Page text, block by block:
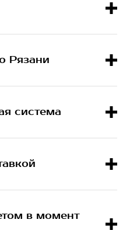
Рязани
система
в момент